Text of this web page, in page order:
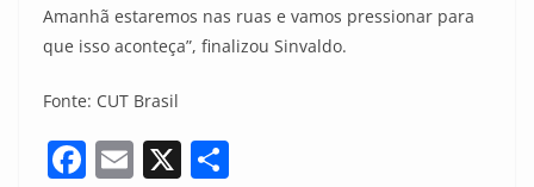
Amanhã estaremos nas ruas e vamos pressionar para
que isso aconteça”, finalizou Sinvaldo.
Fonte: CUT Brasil
F E X